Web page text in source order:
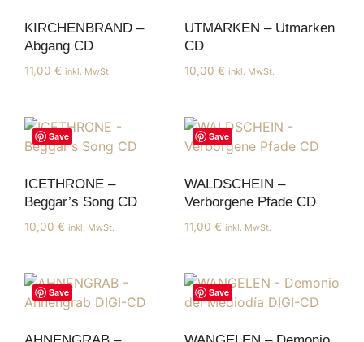
KIRCHENBRAND –
Abgang CD
11,00 € inkl. MwSt.
UTMARKEN – Utmarken
CD
10,00 € inkl. MwSt.
Save
ICETHRONE –
Beggar’s Song CD
10,00 € inkl. MwSt.
Save
WALDSCHEIN –
Verborgene Pfade CD
11,00 € inkl. MwSt.
Save Save